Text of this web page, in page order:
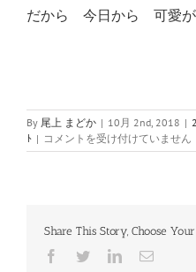
だから 今日から 可愛
By 尾上 まどか | 10月 2nd, 2018 |
ﾄ | 【コ
コ
間
違
っ
コメントを受け付けていません
Share This Story, Choose
Facebook
TwitterLinkedIn
電